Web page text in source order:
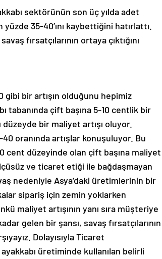
sektörünün son üç yılda adet
yüzde 35-40’ını kaybettiğini hatırlattı.
fırsatçılarının ortaya çıktığını
gibi bir artışın olduğunu hepimiz
tabanında çift başına 5-10 centlik bir
bir maliyet artışı oluyor.
oranında artışlar konuşuluyor. Bu
cent düzeyinde olan çift başına maliyet
ve ticaret etiği ile bağdaşmayan
nedeniyle Asya’daki üretimlerinin bir
sipariş için zemin yoklarken
maliyet artışının yanı sıra müşteriye
gelen bir şansı, savaş fırsatçılarının
Dolayısıyla Ticaret
üretiminde kullanılan belirli